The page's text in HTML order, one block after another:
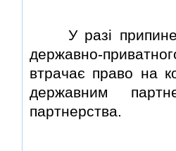
У разi
державно-
втрачає право на
державним
партнерства.